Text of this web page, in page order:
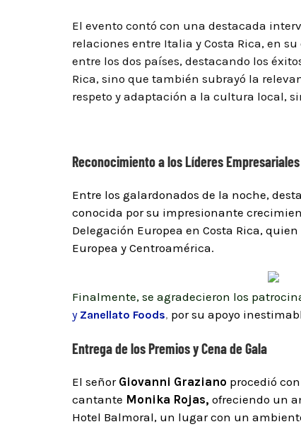
El evento contó con una destacada
relaciones entre Italia y Costa Rica, en
entre los dos países, destacando los
Rica, sino que también subrayó la
respeto y adaptación a la cultura local,
Reconocimiento a los Líderes
Entre los galardonados de la noche,
conocida por su impresionante
Delegación Europea en Costa Rica,
Europea y Centroamérica.
Finalmente, se agradecieron los
y Zanellato Foods, por su apoyo
Entrega de los Premios y Cena de Gala
El señor Giovanni Graziano procedió
cantante Monika Rojas, ofreciendo un
Hotel Balmoral, un lugar con un